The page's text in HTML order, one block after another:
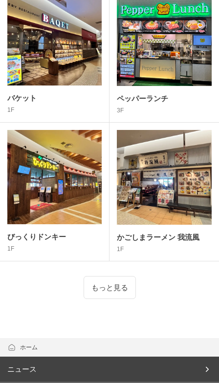
バケット
1F
ペッパーランチ
3F
びっくりドンキー
1F
かごしまラーメン 我流風
1F
もっと見る
ホーム
ニュース